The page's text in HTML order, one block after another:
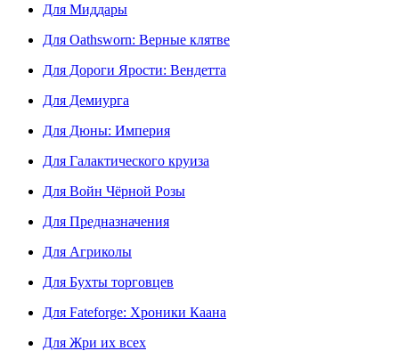
Для Миддары
Для Oathsworn: Верные клятве
Для Дороги Ярости: Вендетта
Для Демиурга
Для Дюны: Империя
Для Галактического круиза
Для Войн Чёрной Розы
Для Предназначения
Для Агриколы
Для Бухты торговцев
Для Fateforge: Хроники Каана
Для Жри их всех